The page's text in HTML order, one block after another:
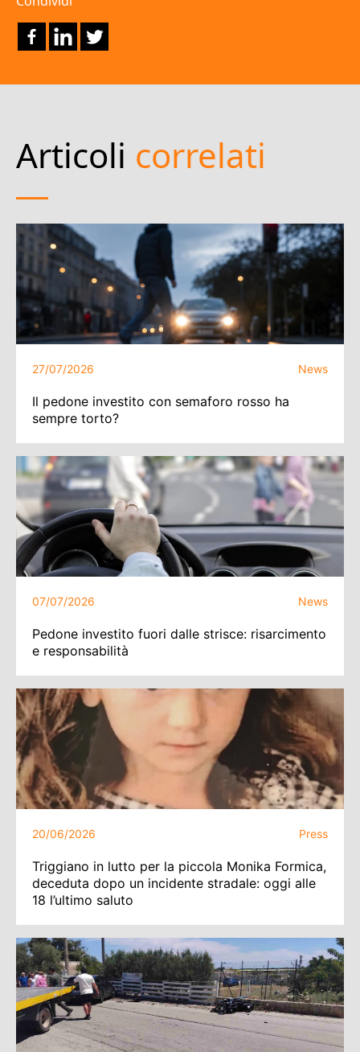
Articoli correlati
27/07/2026 News
Il pedone investito con semaforo rosso ha
sempre torto?
07/07/2026 News
Pedone investito fuori dalle strisce: risarcimento
e responsabilità
20/06/2026 Press
Triggiano in lutto per la piccola Monika Formica,
deceduta dopo un incidente stradale: oggi alle
18 l’ultimo saluto